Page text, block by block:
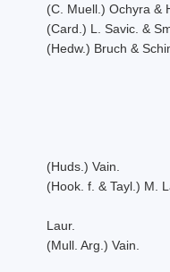
(C. Muell.) Ochyra &
(Card.) L. Savic. &
(Hedw.) Bruch &
(Huds.) Vain.
(Hook. f. & Tayl.) M.
Laur.
(Mull. Arg.) Vain.